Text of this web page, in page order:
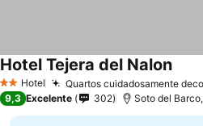
2 Estrelas
Hotel Quartos cuidadosamente
Hotel Tejera del Nalon
9,3 Excelente 302 Soto del